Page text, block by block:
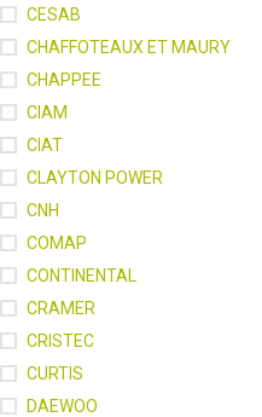
CESAB
CHAFFOTEAUX ET MAURY
CHAPPEE
CIAM
CIAT
CLAYTON POWER
CNH
COMAP
CONTINENTAL
CRAMER
CRISTEC
CURTIS
DAEWOO